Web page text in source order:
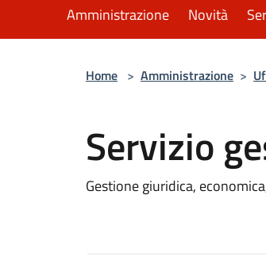
Amministrazione Novità
Home > Amministrazione >
Servizio
Gestione giuridica,